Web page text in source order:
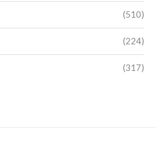
(510)
(224)
(317)